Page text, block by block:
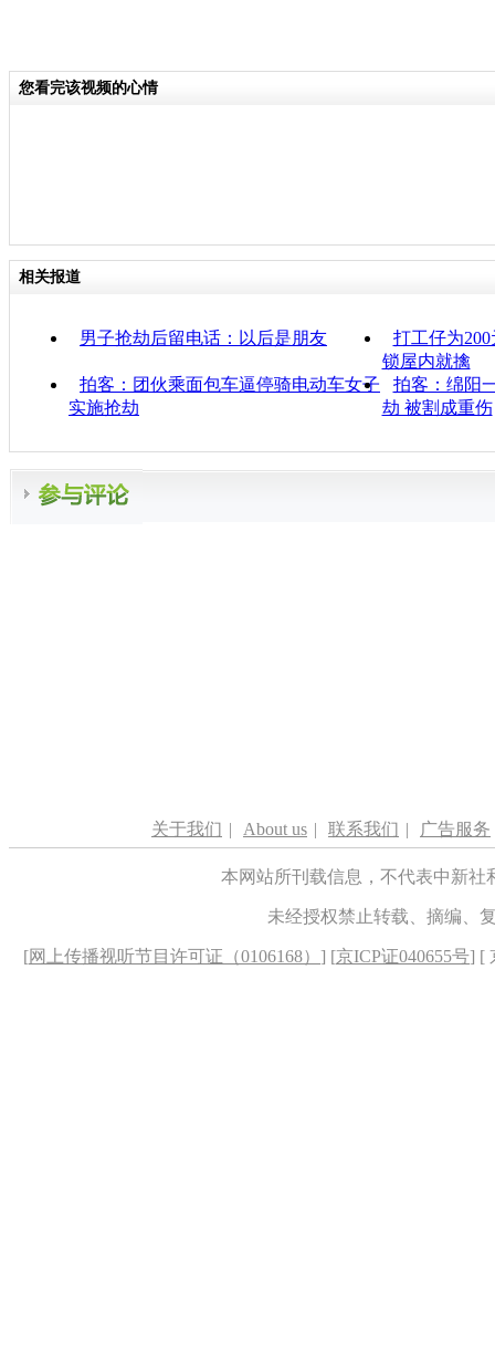
您看完该视频的心情
相关报道
男子抢劫后留电话：以后是朋友
打工仔为
锁屋内就擒
拍客：团伙乘面包车逼停骑电动车女子
实施抢劫
拍客：绵阳
劫 被割成重伤
关于我们 | About us | 联系我们 | 广告服务
本网站所刊载信息，不代表中新
未经授权禁止转载、摘编、
[网上传播视听节目许可证（0106168） ] [京ICP证040655号] [